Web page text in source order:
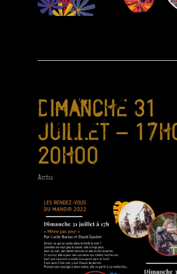
DIMANCHE 31
JUILLET –
20H00
Actu